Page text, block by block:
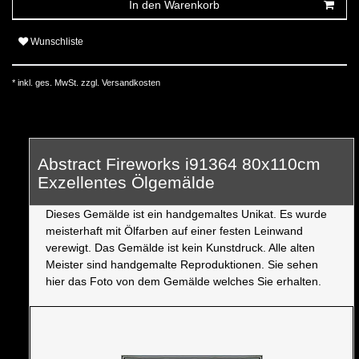
In den Warenkorb
Wunschliste
* inkl. ges. MwSt. zzgl. Versandkosten
Abstract Fireworks i91364 80x110cm
Exzellentes Ölgemälde
Dieses Gemälde ist ein handgemaltes Unikat. Es wurde
meisterhaft mit Ölfarben auf einer festen Leinwand
verewigt. Das Gemälde ist kein Kunstdruck. Alle alten
Meister sind handgemalte Reproduktionen. Sie sehen
hier das Foto von dem Gemälde welches Sie erhalten.